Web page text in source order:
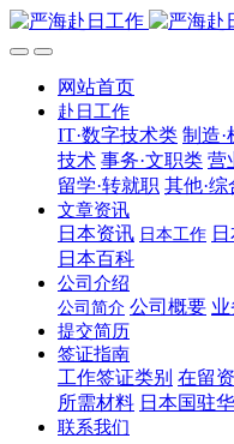
网站首页
赴日工作
IT·数字技术类 制造·
技术 事务·文职类 营
留学·转就职 其他·综
文章资讯
日本资讯 日本工作
日本百科
公司介绍
公司简介 公司概要
提交简历
签证指南
工作签证类别 在留
所需材料 日本国驻
联系我们